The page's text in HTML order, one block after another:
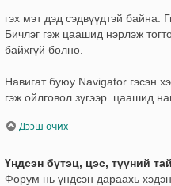
гэх мэт дэд сэдвүүдтэй байна.
Бичлэг гэж цаашид нэрлэж
байхгүй болно.
Навигат буюу Navigator гэсэн
гэж ойлговол зүгээр. цаашид
Дээш очих
Үндсэн бүтэц, цэс, түүний
Форум нь үндсэн дараахь хэдэн